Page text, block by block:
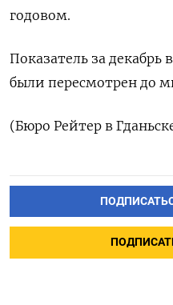
годовом.
Показатель за
были пересмотрен до
(Бюро Рейтер в